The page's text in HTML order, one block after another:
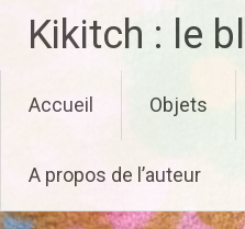
contenu
Kikitch : le
Accueil Objets
A propos de l’auteur